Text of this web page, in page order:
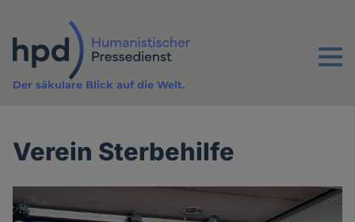
Inhalt
Menu
Der säkulare Blick auf die Welt.
Verein Sterbehilfe